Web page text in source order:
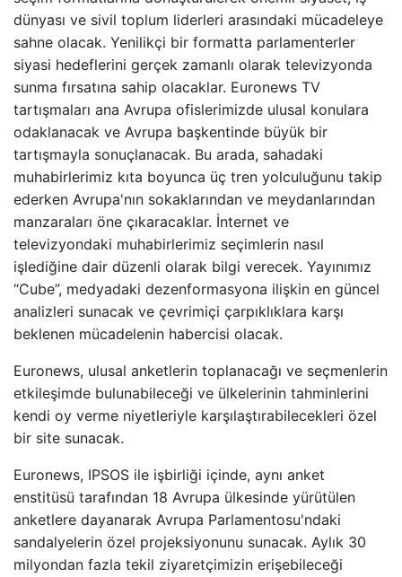
dünyası ve sivil toplum liderleri arasındaki mücadeleye
sahne olacak. Yenilikçi bir formatta parlamenterler
siyasi hedeflerini gerçek zamanlı olarak televizyonda
sunma fırsatına sahip olacaklar. Euronews TV
tartışmaları ana Avrupa ofislerimizde ulusal konulara
odaklanacak ve Avrupa başkentinde büyük bir
tartışmayla sonuçlanacak. Bu arada, sahadaki
muhabirlerimiz kıta boyunca üç tren yolculuğunu takip
ederken Avrupa'nın sokaklarından ve meydanlarından
manzaraları öne çıkaracaklar. İnternet ve
televizyondaki muhabirlerimiz seçimlerin nasıl
işlediğine dair düzenli olarak bilgi verecek. Yayınımız
“Cube”, medyadaki dezenformasyona ilişkin en güncel
analizleri sunacak ve çevrimiçi çarpıklıklara karşı
beklenen mücadelenin habercisi olacak.
Euronews, ulusal anketlerin toplanacağı ve seçmenlerin
etkileşimde bulunabileceği ve ülkelerinin tahminlerini
kendi oy verme niyetleriyle karşılaştırabilecekleri özel
bir site sunacak.
Euronews, IPSOS ile işbirliği içinde, aynı anket
enstitüsü tarafından 18 Avrupa ülkesinde yürütülen
anketlere dayanarak Avrupa Parlamentosu'ndaki
sandalyelerin özel projeksiyonunu sunacak. Aylık 30
milyondan fazla tekil ziyaretçimizin erişebileceği